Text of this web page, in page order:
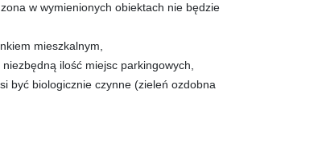
w wymienionych obiektach nie będzie
mieszkalnym,
ilość miejsc parkingowych,
być biologicznie czynne (zieleń ozdobna